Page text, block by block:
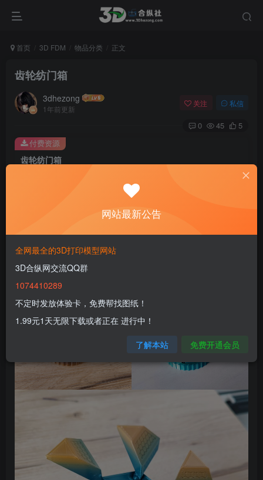
首页 3D FDM 物品分类 正文
齿轮纺门箱
3dhezong
1年前更新
关注 私信
0 45 5
齿轮纺门箱
100
免费
付费资源
网站最新公告
全网最全的3D打印模型网站
3D合纵网交流QQ群
1074410289
不定时发放体验卡，免费帮找图纸！
1.99元1天无限下载或者正在 进行中！
了解本站 免费开通会员